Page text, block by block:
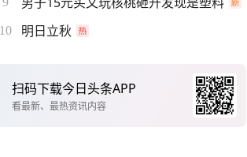
10 明日立秋
扫码下载今日头条APP
看最新、最热资讯内容